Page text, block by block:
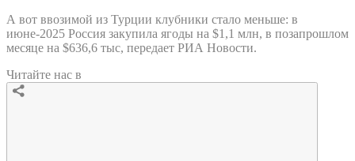
А вот ввозимой из Турции клубники стало меньше: в
июне-2025 Россия закупила ягоды на $1,1 млн, в позапрошлом
месяце на $636,6 тыс, передает РИА Новости.
Читайте нас в